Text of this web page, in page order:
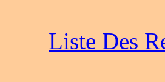
Liste Des